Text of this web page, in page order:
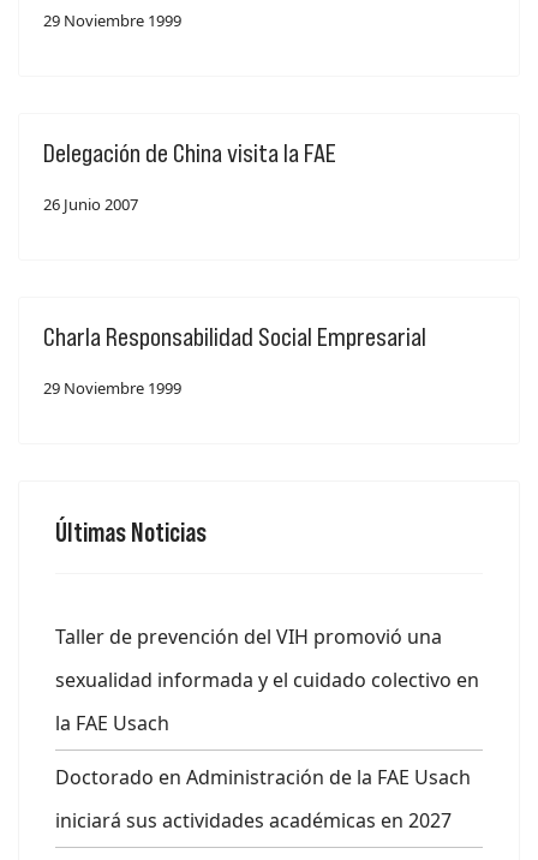
29 Noviembre 1999
Delegación de China visita la FAE
26 Junio 2007
Charla Responsabilidad Social Empresarial
29 Noviembre 1999
Últimas Noticias
Taller de prevención del VIH promovió una
sexualidad informada y el cuidado colectivo en
la FAE Usach
Doctorado en Administración de la FAE Usach
iniciará sus actividades académicas en 2027